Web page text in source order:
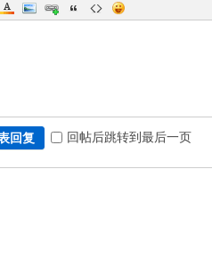
回复 回帖后跳转到最后一页